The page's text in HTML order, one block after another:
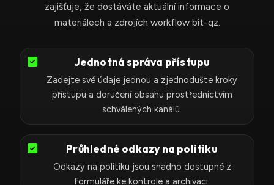
zajišťuje, že dostáváte aktuální informace o
materiálech a zdrojích workflow bit-qz.
Jednotná správa přístupu
Zadejte své údaje jednou a zjednodušte kroky
přístupu a doručení obsahu prostřednictvím
schválených kanálů.
Průhledné odkazy na politiku
Odkazy na politiku jsou snadno dostupné z
formuláře ke kontrole a archivaci.